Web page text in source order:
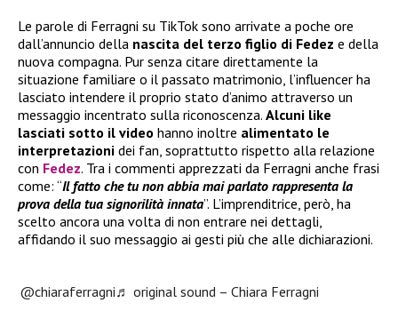
Le parole di Ferragni su TikTok sono arrivate a poche ore
dall’annuncio della nascita del terzo figlio di Fedez e della
nuova compagna. Pur senza citare direttamente la
situazione familiare o il passato matrimonio, l’influencer ha
lasciato intendere il proprio stato d’animo attraverso un
messaggio incentrato sulla riconoscenza. Alcuni like
lasciati sotto il video hanno inoltre alimentato le
interpretazioni dei fan, soprattutto rispetto alla relazione
con Fedez. Tra i commenti apprezzati da Ferragni anche frasi
come: “Il fatto che tu non abbia mai parlato rappresenta la
prova della tua signorilità innata”. L’imprenditrice, però, ha
scelto ancora una volta di non entrare nei dettagli,
affidando il suo messaggio ai gesti più che alle dichiarazioni.
@chiaraferragni♬ original sound – Chiara Ferragni